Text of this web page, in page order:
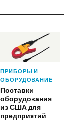
ПРИБОРЫ И
ОБОРУДОВАНИЕ
Поставки
оборудования
из США для
предприятий